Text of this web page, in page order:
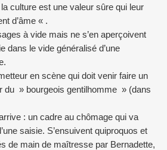
culture est une valeur sûre qui leur
d’âme « .
à vide mais ne s’en aperçoivent
dans le vide généralisé d’une
en scène qui doit venir faire un
du » bourgeois gentilhomme » (dans
: un cadre au chômage qui va
saisie. S’ensuivent quiproquos et
de main de maîtresse par Bernadette,